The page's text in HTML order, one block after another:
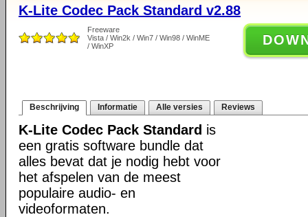
K-Lite Codec Pack Standard v2.88
Freeware
Vista / Win2k / Win7 / Win98 / WinME
/ WinXP
Beschrijving Informatie Alle versies Reviews
K-Lite Codec Pack Standard is
een gratis software bundle dat
alles bevat dat je nodig hebt voor
het afspelen van de meest
populaire audio- en
videoformaten.